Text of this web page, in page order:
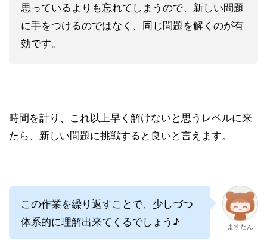
思っているよりも忘れてしまうので、新しい問題
に手をつけるのではなく、同じ問題を解くのが有
効です。
時間を計り、これ以上早く解けないと思うレベルに来
たら、新しい問題に挑戦すると良いと言えます。
この作業を繰り返すことで、少しづつ
体系的に理解出来てくるでしょう♪
ますたん